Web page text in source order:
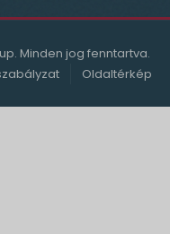
Minden jog fenntartva.
Oldaltérkép